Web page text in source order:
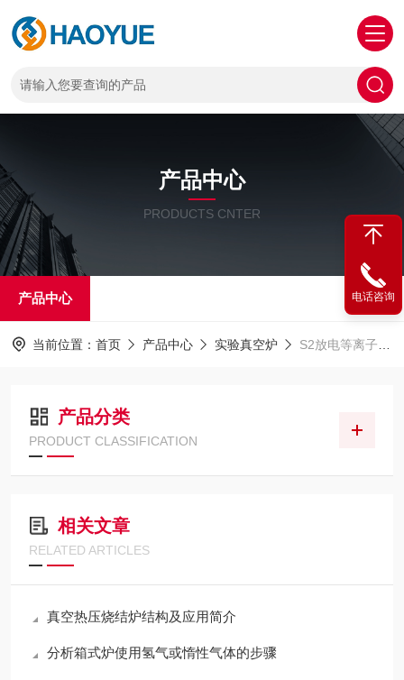
产品中心
PRODUCTS CNTER
产品中心
当前位置： 首页 产品中心 实验真空炉 S2放电等离子烧结系统
产品分类
PRODUCT CLASSIFICATION
相关文章
RELATED ARTICLES
真空热压烧结炉结构及应用简介
分析箱式炉使用氢气或惰性气体的步骤
电话咨询